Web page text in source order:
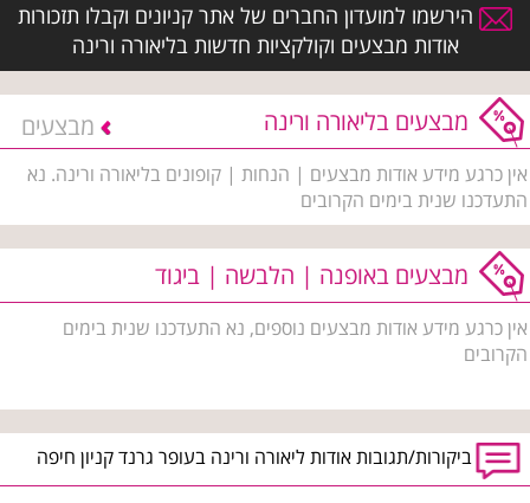
הירשמו למועדון החברים של אתר קניונים וקבלו תזכורות
אודות מבצעים וקולקציות חדשות בליאורה ורינה
מבצעים בליאורה ורינה מבצעים
אין כרגע מידע אודות מבצעים | הנחות | קופונים בליאורה ורינה. נא
התעדכנו שנית בימים הקרובים
מבצעים באופנה | הלבשה | ביגוד
אין כרגע מידע אודות מבצעים נוספים, נא התעדכנו שנית בימים
הקרובים
ביקורות/תגובות אודות ליאורה ורינה בעופר גרנד קניון חיפה